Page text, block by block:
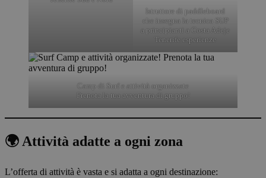
Istruttore di paddleboard
che insegna la tecnica SUP
a principianti a Costa Adeje
Tenerife esperienze
Camp di Surf e attività organizzate
Prenota la tua avventura di gruppo!
🌍 Attività adatte a ogni zona
L’offerta di attività è vasta e si adatta a ogni destinazione: